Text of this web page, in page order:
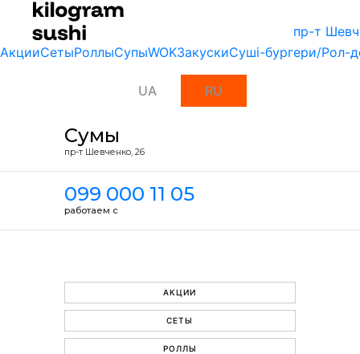
пр-т
АкцииСетыРоллыСупыWOKЗакускиСуші-бургери/Рол-
UA RU
Сумы
пр-т Шевченко, 26
099 000 11 05
работаем с
АКЦИИ
СЕТЫ
РОЛЛЫ